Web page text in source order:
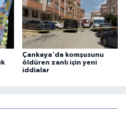
Çankaya'da komşusunu
öldüren zanlı için yeni
iddialar